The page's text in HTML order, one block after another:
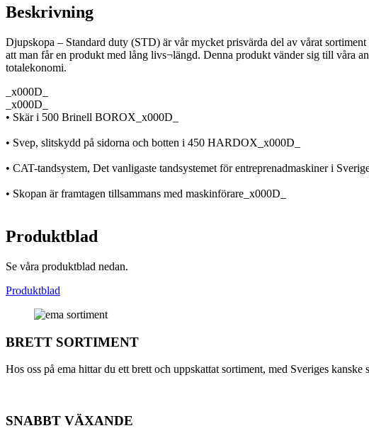
Beskrivning
Djupskopa – Standard duty (STD) är vår mycket prisvärda del av vårat
att man får en produkt med lång livs¬längd. Denna produkt vänder sig till våra
totalekonomi.
_x000D_
_x000D_
• Skär i 500 Brinell BOROX_x000D_
• Svep, slitskydd på sidorna och botten i 450 HARDOX_x000D_
• CAT-tandsystem, Det vanligaste tandsystemet för entreprenadmaskiner i
• Skopan är framtagen tillsammans med maskinförare_x000D_
Produktblad
Se våra produktblad nedan.
Produktblad
BRETT SORTIMENT
Hos oss på ema hittar du ett brett och uppskattat sortiment, med Sveriges
SNABBT VÄXANDE